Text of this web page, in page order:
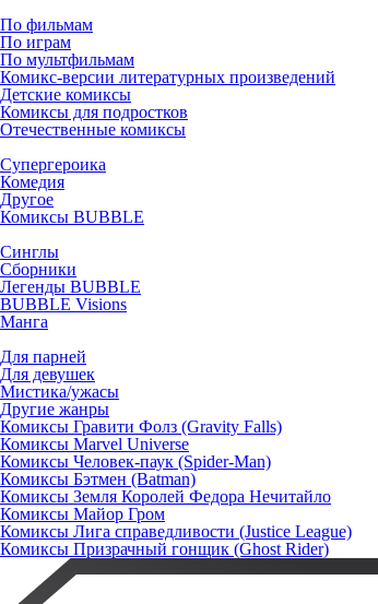
По фильмам
По играм
По мультфильмам
Комикс-версии литературных произведений
Детские комиксы
Комиксы для подростков
Отечественные комиксы
Супергероика
Комедия
Другое
Комиксы BUBBLE
Синглы
Сборники
Легенды BUBBLE
BUBBLE Visions
Манга
Для парней
Для девушек
Мистика/ужасы
Другие жанры
Комиксы Гравити Фолз (Gravity Falls)
Комиксы Marvel Universe
Комиксы Человек-паук (Spider-Man)
Комиксы Бэтмен (Batman)
Комиксы Земля Королей Федора Нечитайло
Комиксы Майор Гром
Комиксы Лига справедливости (Justice League)
Комиксы Призрачный гонщик (Ghost Rider)